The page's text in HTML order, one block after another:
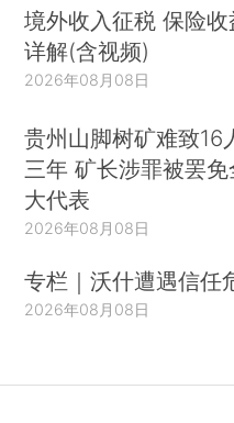
境外收入征税 保险
详解(含视频)
2026年08月08日
贵州山脚树矿难致16
三年 矿长涉罪被罢免
大代表
2026年08月08日
专栏｜沃什遭遇信任
2026年08月08日